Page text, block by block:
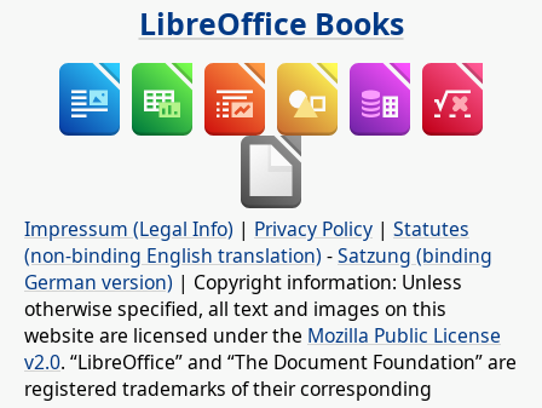
LibreOffice Books
Impressum (Legal Info) | Privacy Policy | Statutes
(non-binding English translation) -Satzung (binding
German version) | Copyright information: Unless
otherwise specified, all text and images on this
website are licensed under the Mozilla Public License
v2.0. “LibreOffice” and “The Document Foundation” are
registered trademarks of their corresponding